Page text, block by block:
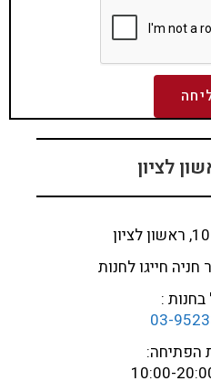
לציון
חייגו לחנות
בחנות :
03-
הפתיחה: